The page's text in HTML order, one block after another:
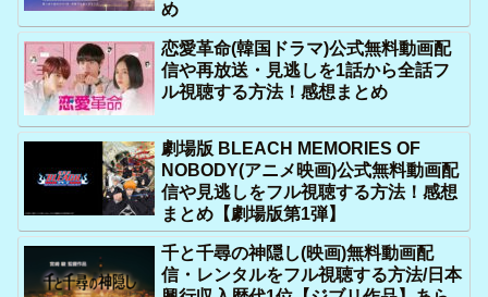
め
恋愛革命(韓国ドラマ)公式無料動画配
信や再放送・見逃しを1話から全話フ
ル視聴する方法！感想まとめ
劇場版 BLEACH MEMORIES OF
NOBODY(アニメ映画)公式無料動画配
信や見逃しをフル視聴する方法！感想
まとめ【劇場版第1弾】
千と千尋の神隠し(映画)無料動画配
信・レンタルをフル視聴する方法/日本